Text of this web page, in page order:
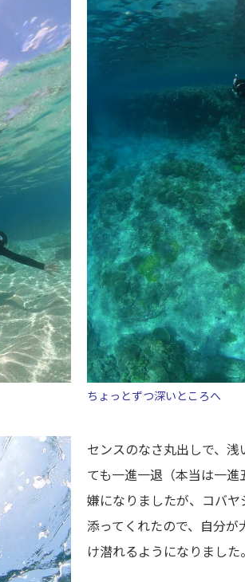
ちょっとずつ深いところへ
センスのなさ丸出しで、
ても一進一退（本当は一
嫌になりましたが、コバ
添ってくれたので、自分
け潜れるようになりました。